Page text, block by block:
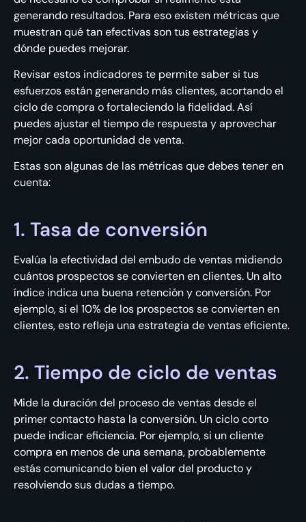
generando resultados. Para eso existen métricas que
muestran qué tan efectivas son tus estrategias y
dónde puedes mejorar.
Revisar estos indicadores te permite saber si tus
esfuerzos están generando más clientes, acortando el
ciclo de compra o fortaleciendo la fidelidad. Así
puedes ajustar el tiempo de respuesta y aprovechar
mejor cada oportunidad de venta.
Estas son algunas de las métricas que debes tener en
cuenta:
1. Tasa de conversión
Evalúa la efectividad del embudo de ventas midiendo
cuántos prospectos se convierten en clientes. Un alto
índice indica una buena retención y conversión. Por
ejemplo, si el 10% de los prospectos se convierten en
clientes, esto refleja una estrategia de ventas eficiente.
2. Tiempo de ciclo de ventas
Mide la duración del proceso de ventas desde el
primer contacto hasta la conversión. Un ciclo corto
puede indicar eficiencia. Por ejemplo, si un cliente
compra en menos de una semana, probablemente
estás comunicando bien el valor del producto y
resolviendo sus dudas a tiempo.